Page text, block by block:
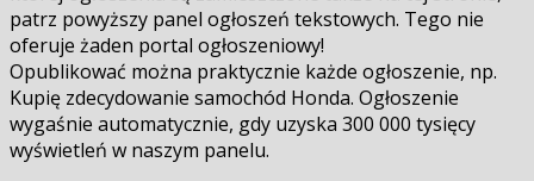
patrz powyższy panel ogłoszeń tekstowych. Tego nie
oferuje żaden portal ogłoszeniowy!
Opublikować można praktycznie każde ogłoszenie, np.
Kupię zdecydowanie samochód Honda. Ogłoszenie
wygaśnie automatycznie, gdy uzyska 300 000 tysięcy
wyświetleń w naszym panelu.